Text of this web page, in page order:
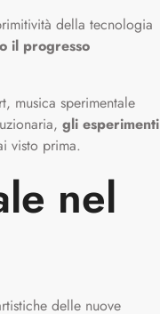
della tecnologia
il progresso
musica sperimentale
gli esperimenti
visto prima.
nel
delle nuove